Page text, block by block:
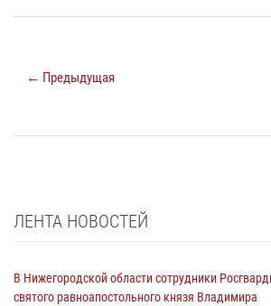
← Предыдущая
ЛЕНТА НОВОСТЕЙ
В Нижегородской области сотрудники
святого равноапостольного князя Владимира